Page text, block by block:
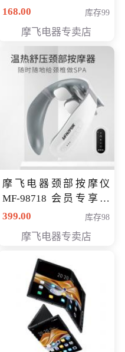
168.00
库存99
摩飞电器专卖店
摩飞电器颈部按摩仪
MF-98718 会员专享价
299元
399.00 库存98
摩飞电器专卖店